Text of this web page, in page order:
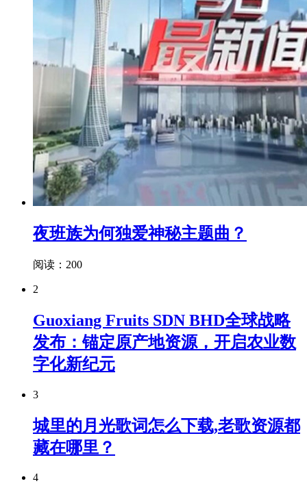
夜班族为何独爱神秘主题曲？
阅读：200
2
Guoxiang Fruits SDN BHD全球战略
发布：锚定原产地资源，开启农业数
字化新纪元
3
城里的月光歌词怎么下载,老歌资源都
藏在哪里？
4